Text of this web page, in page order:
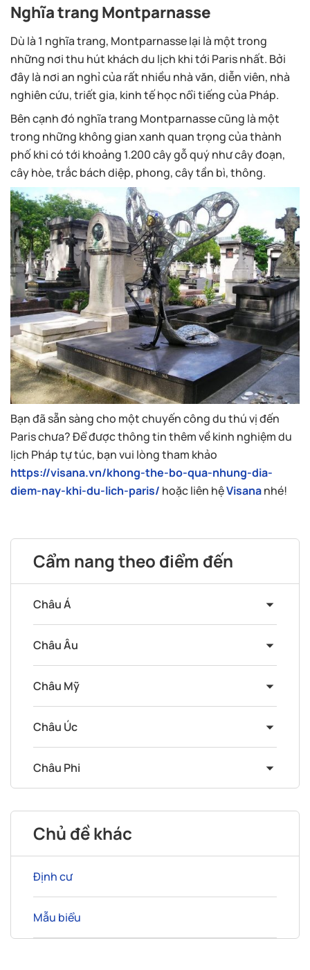
Nghĩa trang Montparnasse
Dù là 1 nghĩa trang, Montparnasse lại là một trong
những nơi thu hút khách du lịch khi tới Paris nhất. Bởi
đây là nơi an nghỉ của rất nhiều nhà văn, diễn viên, nhà
nghiên cứu, triết gia, kinh tế học nổi tiếng của Pháp.
Bên cạnh đó nghĩa trang Montparnasse cũng là một
trong những không gian xanh quan trọng của thành
phố khi có tới khoảng 1.200 cây gỗ quý như cây đoạn,
cây hòe, trắc bách diệp, phong, cây tần bì, thông.
Bạn đã sẵn sàng cho một chuyến công du thú vị đến
Paris chưa? Để được thông tin thêm về kinh nghiệm du
lịch Pháp tự túc, bạn vui lòng tham khảo
https://visana.vn/khong-the-bo-qua-nhung-dia-
diem-nay-khi-du-lich-paris/ hoặc liên hệVisananhé!
Cẩm nang theo điểm đến
Châu Á
Châu Âu
Châu Mỹ
Châu Úc
Châu Phi
Chủ đề khác
Định cư
Mẫu biểu